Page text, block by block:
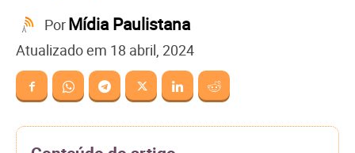
PorMídia Paulistana
Atualizado em 18 abril, 2024